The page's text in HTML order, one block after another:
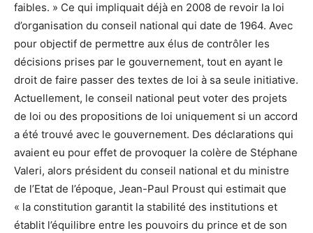
faibles. » Ce qui impliquait déjà en 2008 de revoir la loi
d’organisation du conseil national qui date de 1964. Avec
pour objectif de permettre aux élus de contrôler les
décisions prises par le gouvernement, tout en ayant le
droit de faire passer des textes de loi à sa seule initiative.
Actuellement, le conseil national peut voter des projets
de loi ou des propositions de loi uniquement si un accord
a été trouvé avec le gouvernement. Des déclarations qui
avaient eu pour effet de provoquer la colère de Stéphane
Valeri, alors président du conseil national et du ministre
de l’Etat de l’époque, Jean-Paul Proust qui estimait que
« la constitution garantit la stabilité des institutions et
établit l’équilibre entre les pouvoirs du prince et de son